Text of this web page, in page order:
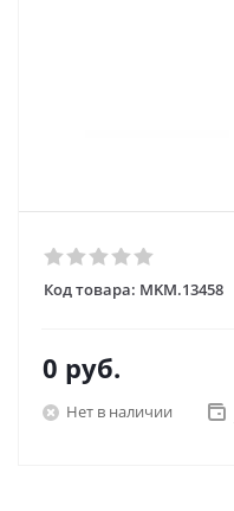
Код товара: MKM.13458
0 руб.
Нет в наличии